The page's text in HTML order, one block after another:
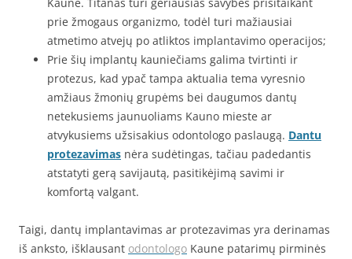
prie žmogaus organizmo, todėl turi mažiausiai
atmetimo atvejų po atliktos implantavimo operacijos;
Prie šių implantų kauniečiams galima tvirtinti ir
protezus, kad ypač tampa aktualia tema vyresnio
amžiaus žmonių grupėms bei daugumos dantų
netekusiems jaunuoliams Kauno mieste ar
atvykusiems užsisakius odontologo paslaugą. Dantu
protezavimas nėra sudėtingas, tačiau padedantis
atstatyti gerą savijautą, pasitikėjimą savimi ir
komfortą valgant.
Taigi, dantų implantavimas ar protezavimas yra derinamas
iš anksto, išklausant odontologo Kaune patarimų pirminės